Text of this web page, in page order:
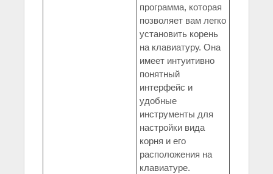
программа, которая
позволяет вам легко
установить корень
на клавиатуру. Она
имеет интуитивно
понятный
интерфейс и
удобные
инструменты для
настройки вида
корня и его
расположения на
клавиатуре.